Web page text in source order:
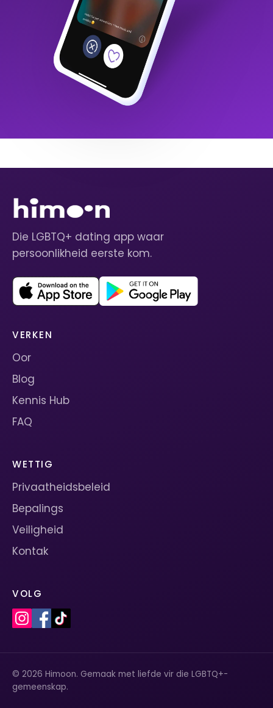
Die LGBTQ+ dating app waar
persoonlikheid eerste kom.
VERKEN
Oor
Blog
Kennis Hub
FAQ
WETTIG
Privaatheidsbeleid
Bepalings
Veiligheid
Kontak
VOLG
© 2026 Himoon. Gemaak met liefde vir die LGBTQ+-
gemeenskap.